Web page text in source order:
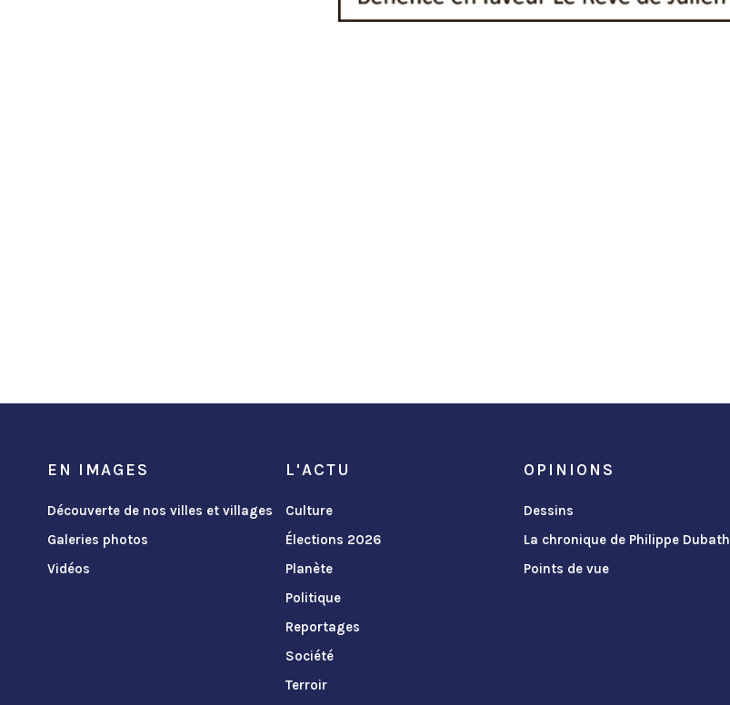
EN IMAGES
Découverte de nos villes et villages
Galeries photos
Vidéos
L'ACTU
Culture
Élections 2026
Planète
Politique
Reportages
Société
Terroir
OPINIONS
Dessins
La chronique de Philippe Dubath
Points de vue